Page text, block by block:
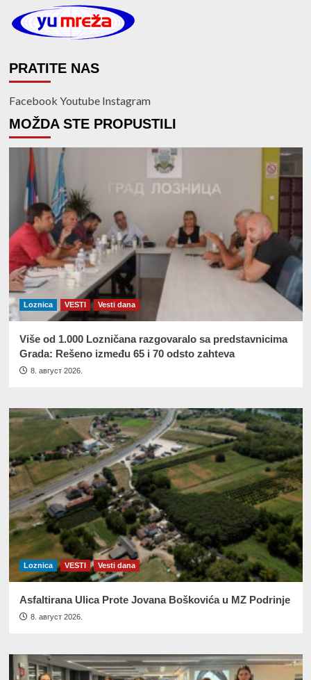
PRATITE NAS
Facebook Youtube Instagram
MOŽDA STE PROPUSTILI
Loznica VESTI Vesti dana
Više od 1.000 Lozničana razgovaralo sa predstavnicima
Grada: Rešeno između 65 i 70 odsto zahteva
8. август 2026.
Loznica VESTI Vesti dana
Asfaltirana Ulica Prote Jovana Boškovića u MZ Podrinje
8. август 2026.